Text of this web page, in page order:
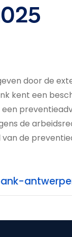
door de
kent een
de
de